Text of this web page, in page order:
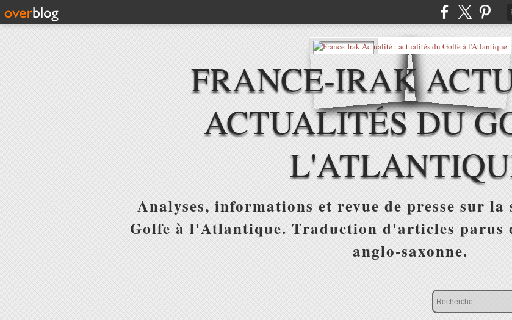
FRANCE-IRAK
ACTUALITÉS DU
Analyses, informations et revue de presse sur
Golfe à l'Atlantique. Traduction d'articles parus
anglo-saxonne.